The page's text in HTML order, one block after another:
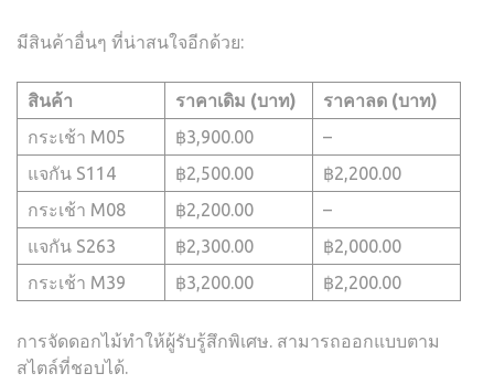
มีสินค้าอื่นๆ ที่น่าสนใจอีกด้วย:
สินค้า ราคาเดิม (บาท)
ราคาลด (บาท)
กระเช้า M05
฿3,900.00
–
แจกัน S114
฿2,500.00
฿2,200.00
กระเช้า M08
฿2,200.00
–
แจกัน S263
฿2,300.00
฿2,000.00
กระเช้า M39
฿3,200.00 ฿2,200.00
การจัดดอกไม้ทำให้ผู้รับรู้สึกพิเศษ. สามารถออกแบบตาม
สไตล์ที่ชอบได้.